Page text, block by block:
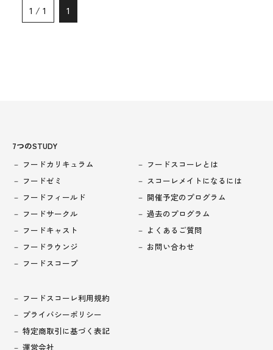
1 / 1 1
7つのSTUDY
フードカリキュラム
フードゼミ
フードフィールド
フードサークル
フードキャスト
フードラウンジ
フードスコープ
フードスコーレとは
スコーレメイトになるには
開催予定のプログラム
過去のプログラム
よくあるご質問
お問い合わせ
フードスコーレ利用規約
プライバシーポリシー
特定商取引に基づく表記
運営会社